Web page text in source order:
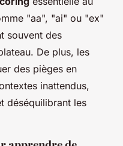
"aa", "ai" ou "ex"
souvent des
De plus, les
des pièges en
inattendus,
déséquilibrant les